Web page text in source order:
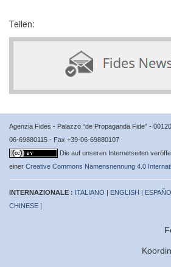
Teilen:
Agenzia Fides - Palazzo “de Propaganda Fide” -
06-69880115 - Fax +39-06-69880107
Die auf unseren Internetseiten
einer Creative Commons Namensnennung 4.0
INTERNAZIONALE : ITALIANO | ENGLISH |
CHINESE |